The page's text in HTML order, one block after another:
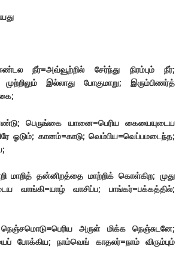
சேர்ந்து நிரம்பும் நீர்;
இல்லாது போகுமாறு; இரும்பிணர்த்
பெருங்கை யானை=பெரிய கையையுடைய
ஓடும்; கானம்=காடு; வெம்பிய=வெப்பமடைந்த;
மாறித் தன்னிறத்தை மாற்றிக் கொள்கிற; முது
வாங்கி=யாழ் வாசிப்ப; பாங்கர்=பக்கத்தில்;
அருள் மிக்க நெஞ்சுடனே;
போக்கிய; நாம்வெங் காதலர்=நாம் விரும்பும்